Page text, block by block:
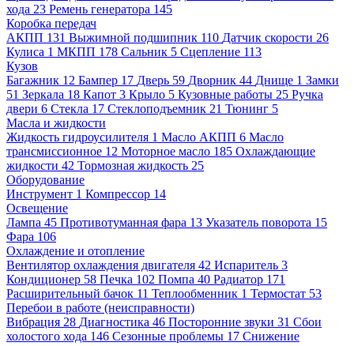
хода 23 Ремень генератора 145
Коробка передач
АКПП 131 Выжимной подшипник 110 Датчик скорости 26
Кулиса 1 МКПП 178 Сальник 5 Сцепление 113
Кузов
Багажник 12 Бампер 17 Дверь 59 Дворник 44 Днище 1 Замки
51 Зеркала 18 Капот 3 Крыло 5 Кузовные работы 25 Ручка
двери 6 Стекла 17 Стеклоподъемник 21 Тюнинг 5
Масла и жидкости
Жидкость гидроусилителя 1 Масло АКПП 6 Масло
трансмиссионное 12 Моторное масло 185 Охлаждающие
жидкости 42 Тормозная жидкость 25
Оборудование
Инструмент 1 Компрессор 14
Освещение
Лампа 45 Противотуманная фара 13 Указатель поворота 15
Фара 106
Охлаждение и отопление
Вентилятор охлаждения двигателя 42 Испаритель 3
Кондиционер 58 Печка 102 Помпа 40 Радиатор 171
Расширительный бачок 11 Теплообменник 1 Термостат 53
Перебои в работе (неисправности)
Вибрация 28 Диагностика 46 Посторонние звуки 31 Сбои
холостого хода 146 Сезонные проблемы 17 Снижение